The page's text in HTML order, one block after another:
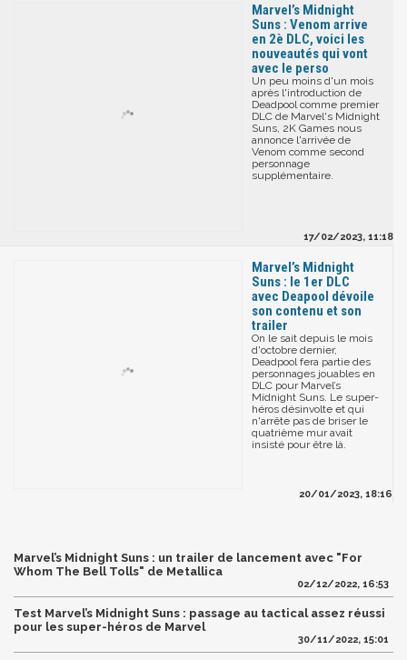
Marvel’s Midnight
Suns : Venom arrive
en 2è DLC, voici les
nouveautés qui vont
avec le perso
Un peu moins d'un mois
après l'introduction de
Deadpool comme premier
DLC de Marvel's Midnight
Suns, 2K Games nous
annonce l'arrivée de
Venom comme second
personnage
supplémentaire.
17/02/2023, 11:18
Marvel’s Midnight
Suns : le 1er DLC
avec Deapool dévoile
son contenu et son
trailer
On le sait depuis le mois
d'octobre dernier,
Deadpool fera partie des
personnages jouables en
DLC pour Marvel’s
Midnight Suns. Le super-
héros désinvolte et qui
n'arrête pas de briser le
quatrième mur avait
insisté pour être là.
20/01/2023, 18:16
Marvel’s Midnight Suns : un trailer de lancement avec "For
Whom The Bell Tolls" de Metallica
02/12/2022, 16:53
Test Marvel’s Midnight Suns : passage au tactical assez réussi
pour les super-héros de Marvel
30/11/2022, 15:01